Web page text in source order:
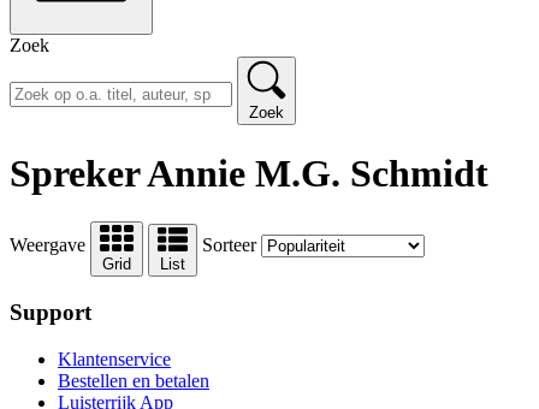
Zoek
Zoek
Spreker Annie M.G. Schmidt
Weergave
Grid List
Sorteer
Support
Klantenservice
Bestellen en betalen
Luisterrijk App